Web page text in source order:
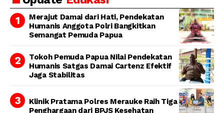
Merajut Damai dari Hati, Pendekatan
Humanis Anggota Polri Bangkitkan
Semangat Pemuda Papua
Tokoh Pemuda Papua Nilai Pendekatan
Humanis Satgas Damai Cartenz Efektif
Jaga Stabilitas
Klinik Pratama Polres Merauke Raih Tiga
Penghargaan dari BPJS Kesehatan